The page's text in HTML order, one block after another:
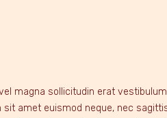
magna sollicitudin erat
amet euismod neque, nec